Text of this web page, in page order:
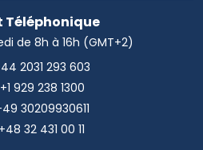
Téléphonique
de 8h à 16h (GMT+2)
2031 293 603
+1 929 238 1300
30209930611
+48 32 431 00 11